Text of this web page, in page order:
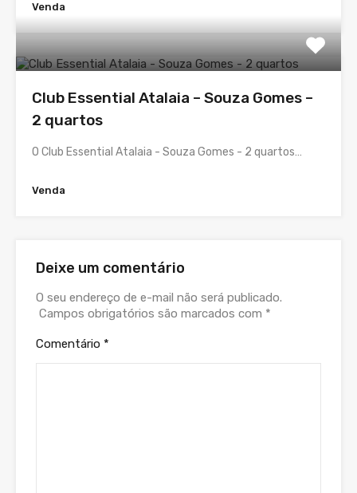
Venda
Club Essential Atalaia – Souza Gomes –
2 quartos
O Club Essential Atalaia - Souza Gomes - 2 quartos…
Venda
Deixe um comentário
O seu endereço de e-mail não será publicado.
Campos obrigatórios são marcados com *
Comentário *